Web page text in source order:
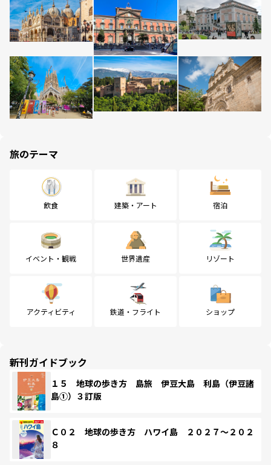
旅のテーマ
飲食 建築・アート 宿泊
イベント・観戦 世界遺産 リゾート
アクティビティ 鉄道・フライト ショップ
新刊ガイドブック
１５ 地球の歩き方 島旅 伊豆大島 利島（伊豆諸
島①）３訂版
Ｃ０２ 地球の歩き方 ハワイ島 ２０２７～２０２
８